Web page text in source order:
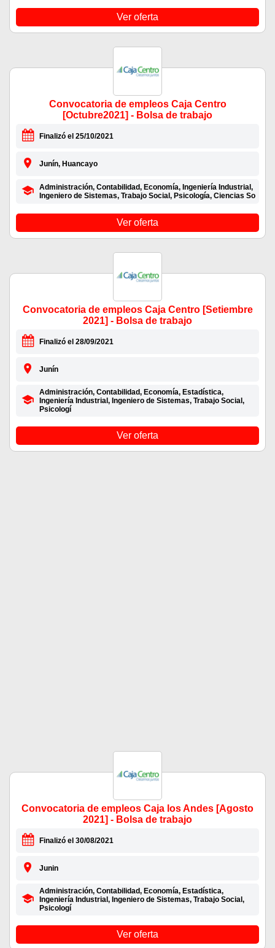
Ver oferta
Convocatoria de empleos Caja Centro
[Octubre2021] - Bolsa de trabajo
Finalizó el 25/10/2021
Junín, Huancayo
Administración, Contabilidad, Economía, Ingeniería Industrial,
Ingeniero de Sistemas, Trabajo Social, Psicología, Ciencias So
Ver oferta
Convocatoria de empleos Caja Centro [Setiembre
2021] - Bolsa de trabajo
Finalizó el 28/09/2021
Junín
Administración, Contabilidad, Economía, Estadística,
Ingeniería Industrial, Ingeniero de Sistemas, Trabajo Social,
Psicologí
Ver oferta
Convocatoria de empleos Caja los Andes [Agosto
2021] - Bolsa de trabajo
Finalizó el 30/08/2021
Junin
Administración, Contabilidad, Economía, Estadística,
Ingeniería Industrial, Ingeniero de Sistemas, Trabajo Social,
Psicologí
Ver oferta